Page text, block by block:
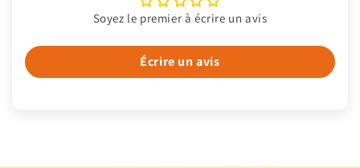
Soyez le premier à écrire un avis
Écrire un avis